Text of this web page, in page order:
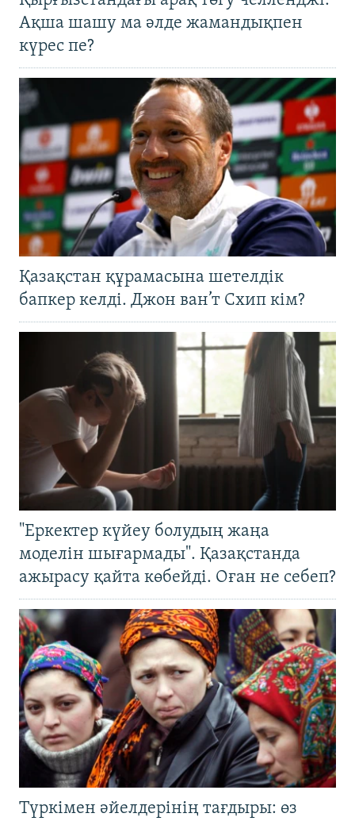
Ақша шашу ма әлде жамандықпен
күрес пе?
Қазақстан құрамасына шетелдік
бапкер келді. Джон ван’т Схип кім?
"Еркектер күйеу болудың жаңа
моделін шығармады". Қазақстанда
ажырасу қайта көбейді. Оған не себеп?
Түркімен әйелдерінің тағдыры: өз